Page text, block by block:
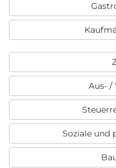
Aus- /
Soziale und